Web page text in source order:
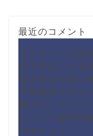
最近のコメント
【グローバル
円で安心した老
個人年金保険の
ア教育移住のマ
様のインターナ
レーシア教育移
News より